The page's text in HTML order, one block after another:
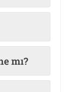
mı?